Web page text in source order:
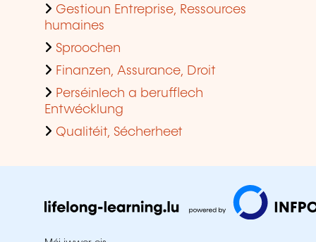
Gestioun Entreprise, Ressources
humaines
Sproochen
Finanzen, Assurance, Droit
Perséinlech a berufflech
Entwécklung
Qualitéit, Sécherheet